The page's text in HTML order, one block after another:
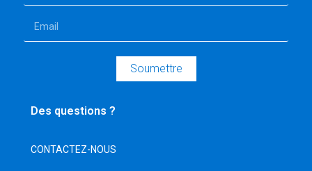
Soumettre
Des questions ?
CONTACTEZ-NOUS